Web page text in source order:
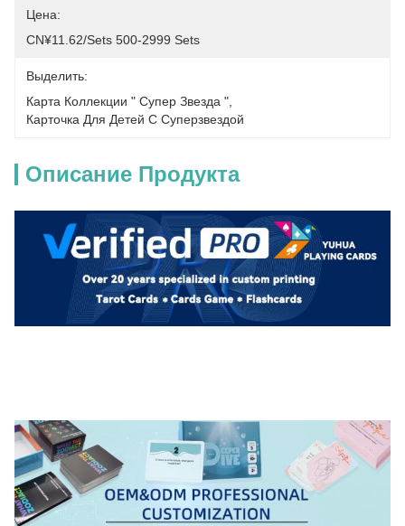
Цена:
CN¥11.62/sets 500-2999 Sets
Выделить:
Карта Коллекции " Супер Звезда "
Карточка Для Детей С Суперзвездой
Описание Продукта